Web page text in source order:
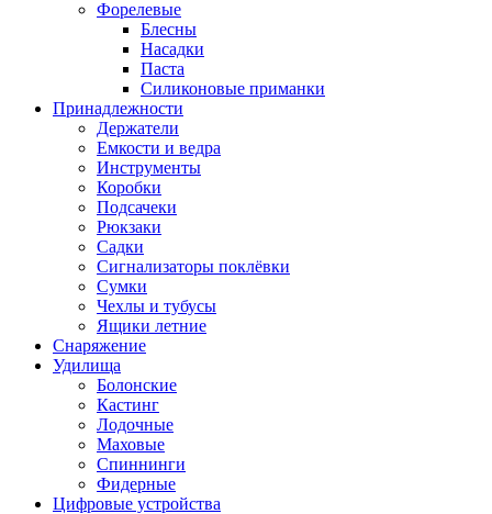
Форелевые
Блесны
Насадки
Паста
Силиконовые приманки
Принадлежности
Держатели
Емкости и ведра
Инструменты
Коробки
Подсачеки
Рюкзаки
Садки
Сигнализаторы поклёвки
Сумки
Чехлы и тубусы
Ящики летние
Снаряжение
Удилища
Болонские
Кастинг
Лодочные
Маховые
Спиннинги
Фидерные
Цифровые устройства